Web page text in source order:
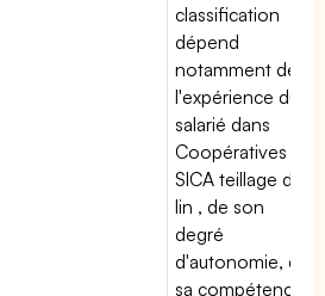
classification
dépend
notamment de
l'expérience du
salarié dans
Coopératives et
SICA teillage de
lin , de son
degré
d'autonomie, de
sa compétence